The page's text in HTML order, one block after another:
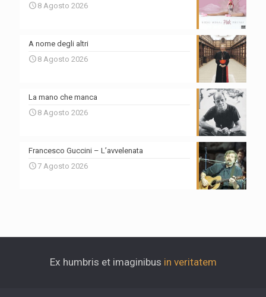
8 Agosto 2026
A nome degli altri
8 Agosto 2026
La mano che manca
8 Agosto 2026
Francesco Guccini – L’avvelenata
7 Agosto 2026
Ex humbris et imaginibus in veritatem